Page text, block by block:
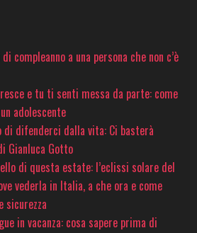
compleanno a una persona che non c’è
e tu ti senti messa da parte: come
adolescente
di difenderci dalla vita: Ci basterà
Gianluca Gotto
di questa estate: l’eclissi solare del
vederla in Italia, a che ora e come
sicurezza
in vacanza: cosa sapere prima di